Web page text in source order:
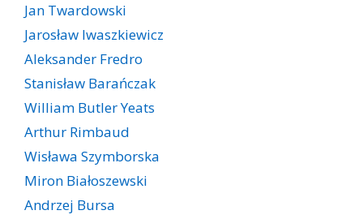
Jan Twardowski
Jarosław Iwaszkiewicz
Aleksander Fredro
Stanisław Barańczak
William Butler Yeats
Arthur Rimbaud
Wisława Szymborska
Miron Białoszewski
Andrzej Bursa